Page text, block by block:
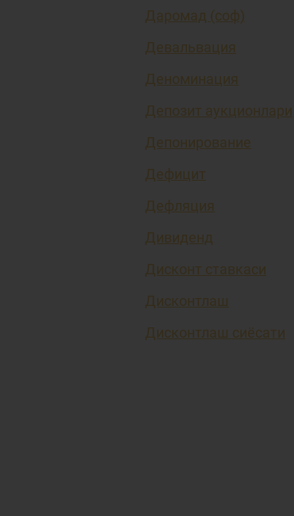
Даромад (соф)
Девальвация
Деноминация
Депозит аукционлари
Депонирование
Дефицит
Дефляция
Дивиденд
Дисконт ставкаси
Дисконтлаш
Дисконтлаш сиёсати